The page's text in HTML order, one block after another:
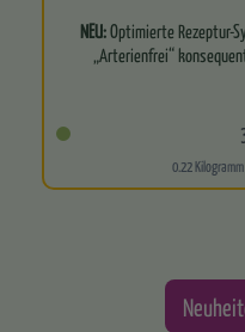
NEU:Optimierte Rezeptur-
„Arterienfrei“
0.22